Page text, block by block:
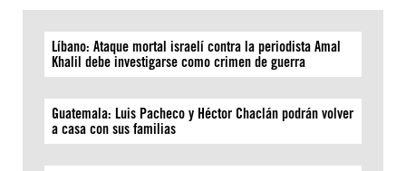
Líbano: Ataque mortal israelí contra la periodista Amal
Khalil debe investigarse como crimen de guerra
Guatemala: Luis Pacheco y Héctor Chaclán podrán volver
a casa con sus familias